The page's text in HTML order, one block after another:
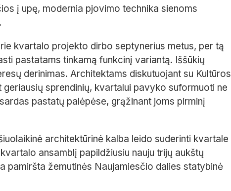
į upę, modernia pjovimo technika sienoms
kvartalo projekto dirbo septynerius metus, per tą
pastatams tinkamą funkcinį variantą. Iššūkių
derinimas. Architektams diskutuojant su Kultūros
sprendinių, kvartalui pavyko suformuoti ne
pastatų palėpėse, grąžinant joms pirminį
architektūrinė kalba leido suderinti kvartale
ansamblį papildžiusiu nauju trijų aukštų
pamiršta žemutinės Naujamiesčio dalies statybinė